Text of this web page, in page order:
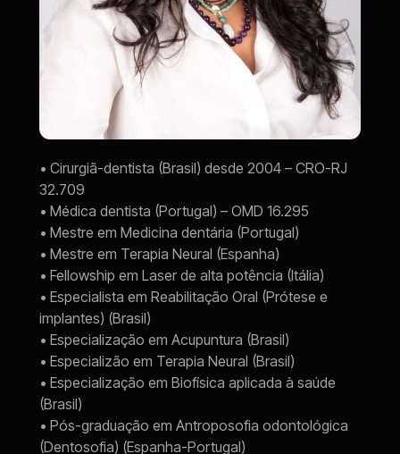
• Cirurgiã-dentista (Brasil) desde 2004 – CRO-RJ
32.709
• Médica dentista (Portugal) – OMD 16.295
• Mestre em Medicina dentária (Portugal)
• Mestre em Terapia Neural (Espanha)
• Fellowship em Laser de alta potência (Itália)
• Especialista em Reabilitação Oral (Prótese e
implantes) (Brasil)
• Especialização em Acupuntura (Brasil)
• Especializão em Terapia Neural (Brasil)
• Especialização em Biofísica aplicada à saúde
(Brasil)
• Pós-graduação em Antroposofia odontológica
(Dentosofia) (Espanha-Portugal)